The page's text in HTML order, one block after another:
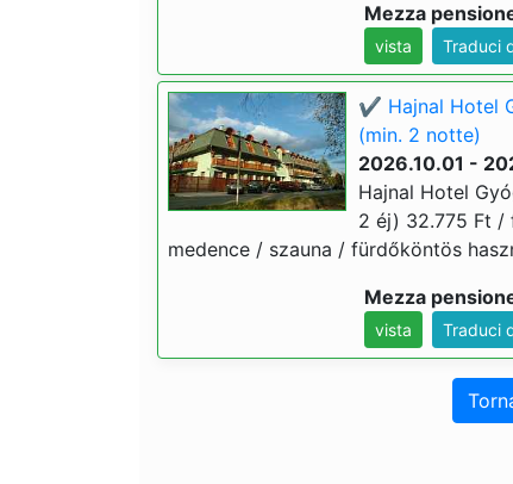
Mezza
vista Traduci
✔️ Hajnal Hotel
(min. 2 notte)
2026.10.01 -
Hajnal Hotel
2 éj) 32.775 Ft
medence / szauna / fürdőköntös
Mezza
vista Traduci